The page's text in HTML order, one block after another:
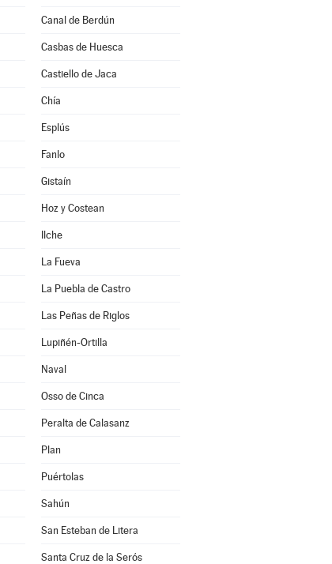
Canal de Berdún
Casbas de Huesca
Castiello de Jaca
Chía
Esplús
Fanlo
Gistaín
Hoz y Costean
Ilche
La Fueva
La Puebla de Castro
Las Peñas de Riglos
Lupiñén-Ortilla
Naval
Osso de Cinca
Peralta de Calasanz
Plan
Puértolas
Sahún
San Esteban de Litera
Santa Cruz de la Serós